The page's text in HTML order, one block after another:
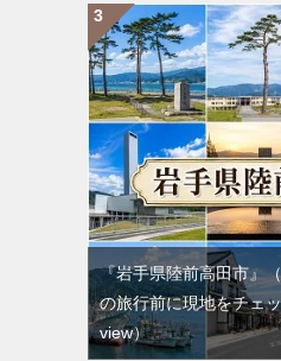
『岩手県陸前高田市』
の旅行前に現地をチェ
view）